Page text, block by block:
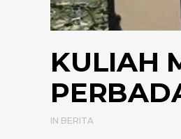
KULIAH
IN BERITA